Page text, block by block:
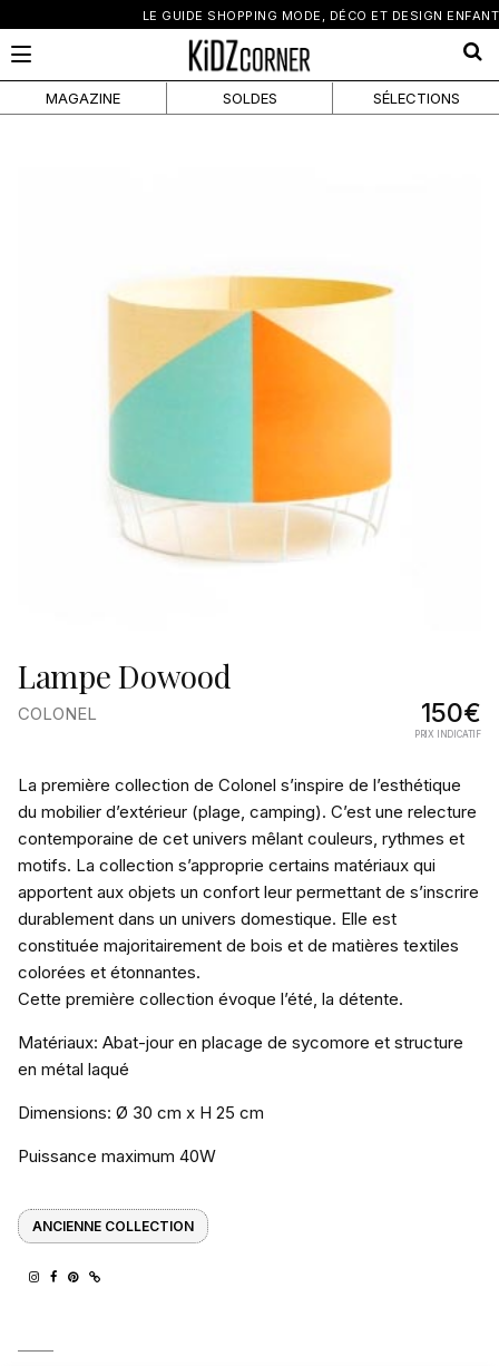
LE GUIDE SHOPPING MODE, DÉCO ET DESIGN ENFANT×
MAGAZINE SOLDES SÉLECTIONS
Lampe Dowood
COLONEL 150€
PRIX INDICATIF
Pourquoi
on
l’aime
La première collection de Colonel s’inspire de l’esthétique
du mobilier d’extérieur (plage, camping). C’est une relecture
contemporaine de cet univers mêlant couleurs, rythmes et
motifs. La collection s’approprie certains matériaux qui
apportent aux objets un confort leur permettant de s’inscrire
durablement dans un univers domestique. Elle est
constituée majoritairement de bois et de matières textiles
colorées et étonnantes.
Cette première collection évoque l’été, la détente.
Matériaux: Abat-jour en placage de sycomore et structure
en métal laqué
Dimensions: Ø 30 cm x H 25 cm
Puissance maximum 40W
ANCIENNE COLLECTION